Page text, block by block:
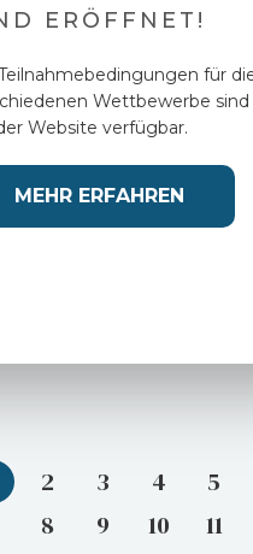
ERÖFFNET!
für
Wettbewerbe
Website verfügbar.
MEHR ERFAHREN
2 3 4 5
8
9 10 11